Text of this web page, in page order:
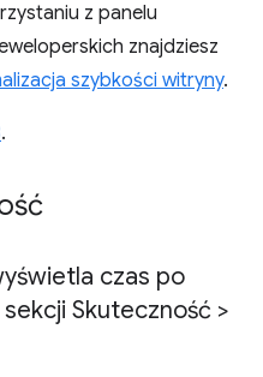
z panelu
znajdziesz
szybkości witryny.
.
czas po
Skuteczność >